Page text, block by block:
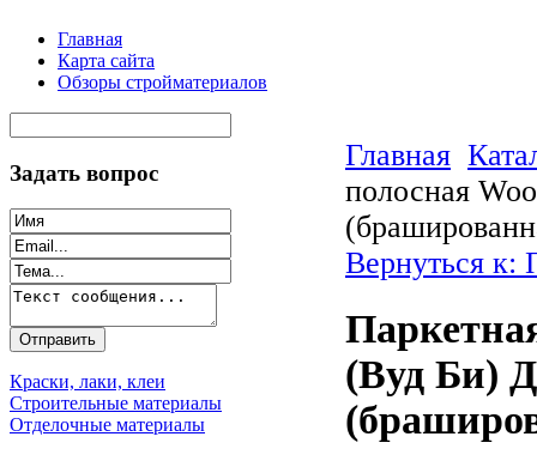
Главная
Карта сайта
Обзоры стройматериалов
Задать вопрос
Краски, лаки, клеи
Строительные материалы
Отделочные материалы
Главная
полосная
Вернуться к:
(Вуд Би)